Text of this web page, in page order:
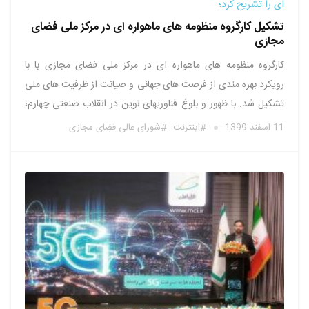
ای را تشریح کرد؛
تشکیل کارگروه منظومه­ های ماهواره ای در مرکز ملی فضای
مجازی
کارگروه منظومه­ های ماهواره ای در مرکز ملی فضای مجازی با با
رویکرد بهره مندی از فرصت­ های جهانی و صیانت از ظرفیت های ملی
تشکیل شد. با ظهور و بلوغ فناوری­های نوین در انقلاب صنعتی چهارم،
منظومه های ماهواره ­ای به عنوان نماد عصر چهارم فضا در صنعت
11 اسفند 1399 اینترنت شورای عالی فضای مجازی